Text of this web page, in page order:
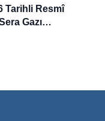
Tarihli Resmî
Gazı